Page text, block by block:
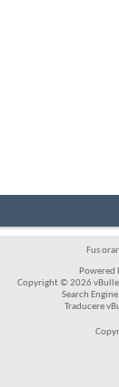
Fus
Powered
Copyright © 2026
Search
Traducere